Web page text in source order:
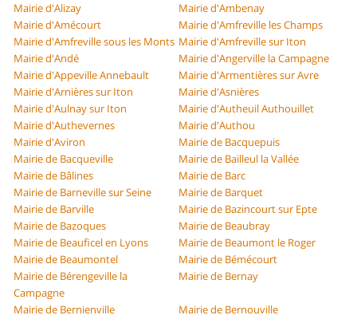
Mairie d'Alizay
Mairie d'Ambenay
Mairie d'Amécourt
Mairie d'Amfreville les Champs
Mairie d'Amfreville sous les Monts Mairie d'Amfreville sur Iton
Mairie d'Andé
Mairie d'Angerville la Campagne
Mairie d'Appeville Annebault
Mairie d'Armentières sur Avre
Mairie d'Arnières sur Iton
Mairie d'Asnières
Mairie d'Aulnay sur Iton
Mairie d'Autheuil Authouillet
Mairie d'Authevernes
Mairie d'Authou
Mairie d'Aviron
Mairie de Bacquepuis
Mairie de Bacqueville
Mairie de Bailleul la Vallée
Mairie de Bâlines
Mairie de Barc
Mairie de Barneville sur Seine
Mairie de Barquet
Mairie de Barville
Mairie de Bazincourt sur Epte
Mairie de Bazoques
Mairie de Beaubray
Mairie de Beauficel en Lyons
Mairie de Beaumont le Roger
Mairie de Beaumontel
Mairie de Bémécourt
Mairie de Bérengeville la
Campagne
Mairie de Bernay
Mairie de Bernienville Mairie de Bernouville